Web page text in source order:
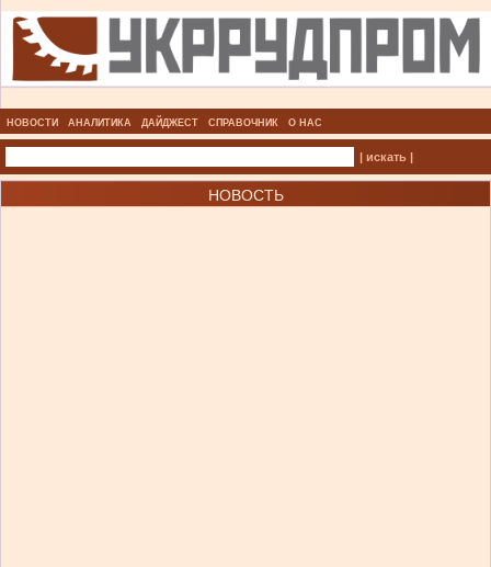
НОВОСТИ АНАЛИТИКА ДАЙДЖЕСТ СПРАВОЧНИК О НАС
| искать |
НОВОСТЬ